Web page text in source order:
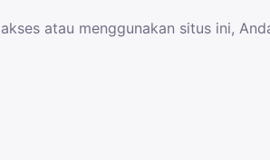
atau menggunakan situs ini,